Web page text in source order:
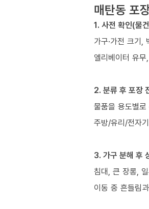
매탄동 포
1. 사전 확인(물
가구·가전 크기
엘리베이터 유
2. 분류 후 포장
물품을 용도별
주방/유리/전자
3. 가구 분해 후
침대, 큰 장롱,
이동 중 흔들림